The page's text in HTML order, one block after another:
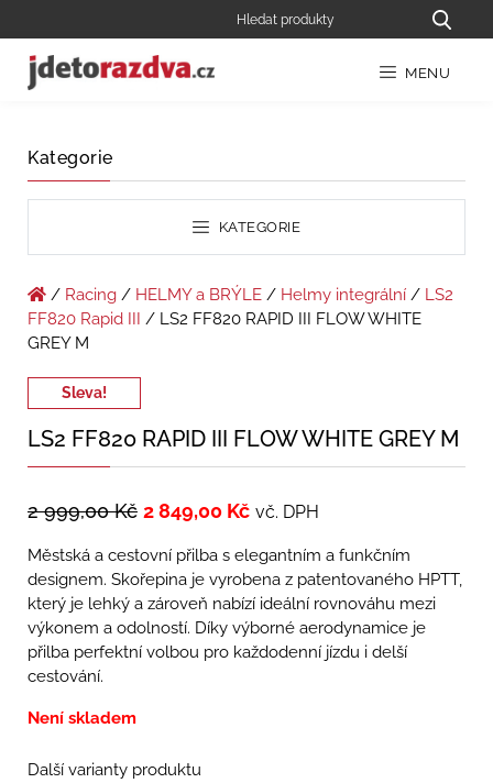
MENU
Kategorie
KATEGORIE
/ Racing / HELMY a BRÝLE / Helmy integrální / LS2
FF820 Rapid III
/ LS2 FF820 RAPID III FLOW WHITE
GREY M
Sleva!
LS2 FF820 RAPID III FLOW WHITE GREY M
2 999,00Kč 2 849,00 Kč vč. DPH
Městská a cestovní přilba s elegantním a funkčním
designem. Skořepina je vyrobena z patentovaného HPTT,
který je lehký a zároveň nabízí ideální rovnováhu mezi
výkonem a odolností. Díky výborné aerodynamice je
přilba perfektní volbou pro každodenní jízdu i delší
cestování.
Není skladem
Další varianty produktu